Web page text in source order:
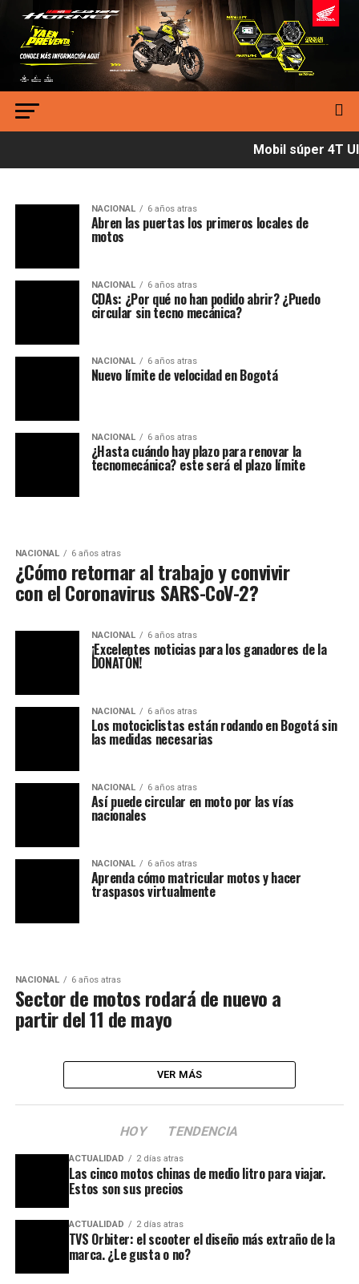
Mobil súper 4T
NACIONAL 6 años atras
Abren las puertas los primeros locales de
motos
NACIONAL 6 años atras
CDAs: ¿Por qué no han podido abrir? ¿Puedo
circular sin tecno mecánica?
NACIONAL 6 años atras
Nuevo límite de velocidad en Bogotá
NACIONAL 6 años atras
¿Hasta cuándo hay plazo para renovar la
tecnomecánica? este será el plazo límite
NACIONAL 6 años atras
¿Cómo retornar al trabajo y convivir
con el Coronavirus SARS-CoV-2?
NACIONAL 6 años atras
¡Excelentes noticias para los ganadores de la
DONATÓN!
NACIONAL 6 años atras
Los motociclistas están rodando en Bogotá sin
las medidas necesarias
NACIONAL 6 años atras
Así puede circular en moto por las vías
nacionales
NACIONAL 6 años atras
Aprenda cómo matricular motos y hacer
traspasos virtualmente
NACIONAL 6 años atras
Sector de motos rodará de nuevo a
partir del 11 de mayo
VER MÁS
HOY TENDENCIA
ACTUALIDAD 2 días atras
Las cinco motos chinas de medio litro para viajar.
Estos son sus precios
ACTUALIDAD 2 días atras
TVS Orbiter: el scooter el diseño más extraño de la
marca. ¿Le gusta o no?